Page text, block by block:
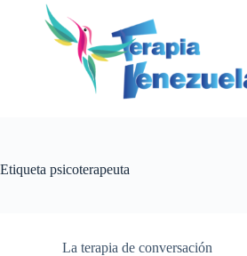
contenido
Etiqueta psicoterapeuta
La terapia de conversación